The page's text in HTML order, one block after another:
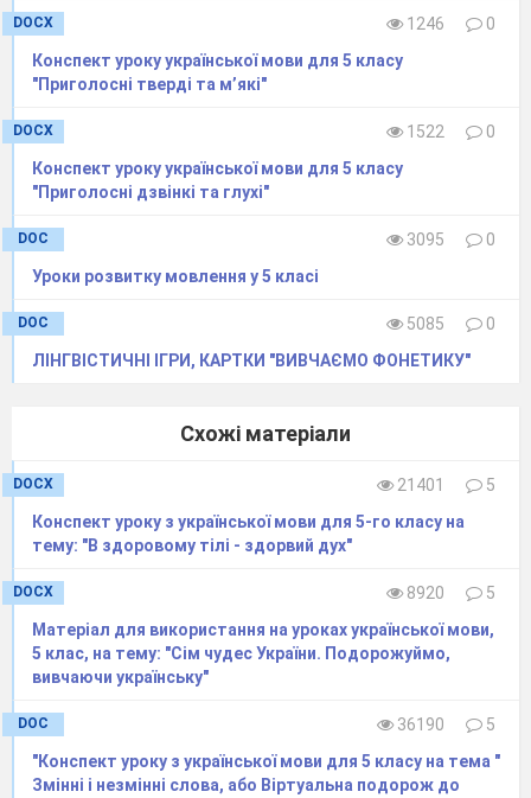
Контрольна
(тест)
Відомості із синтаксису
й пунктуації
( Складне речення. Пряма
мова. Діалог)
1. Складне речення є в рядку:
а) У сонячнім промінні купались і ярі лани, і
весела гора.
в) Тече вода в синє море, та не витікає.
г) Літо минуло, і осінь приспіла.
2. З двох частин складається речення
(розділові знаки пропущені):
а) Хмара небо криє сонечко не блисне вітер
вовком виє дощ потоком висне.
б) Цвіте й гуде земля і серце повне вщерть.
DOCX 1246
0
Конспект уроку української мови для 5 класу
"Приголосні тверді та м’які"
DOCX 1522
0
Конспект уроку української мови для 5 класу
"Приголосні дзвінкі та глухі"
DOC 3095
0
Уроки розвитку мовлення у 5 класi
DOC 5085
0
ЛІНГВІСТИЧНІ ІГРИ, КАРТКИ "ВИВЧАЄМО ФОНЕТИКУ"
Схожі матеріали
DOCX 21401
5
Конспект уроку з української мови для 5-го класу на
тему: "В здоровому тілі - здорвий дух"
DOCX 8920
5
Матеріал для використання на уроках української мови,
5 клас, на тему: "Сім чудес України. Подорожуймо,
вивчаючи українську"
DOC 36190
5
"Конспект уроку з української мови для 5 класу на тема "
Змінні і незмінні слова, або Віртуальна подорож до